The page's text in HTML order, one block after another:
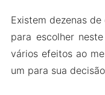
Existem dezenas
para escolher
vários efeitos ao
um para sua